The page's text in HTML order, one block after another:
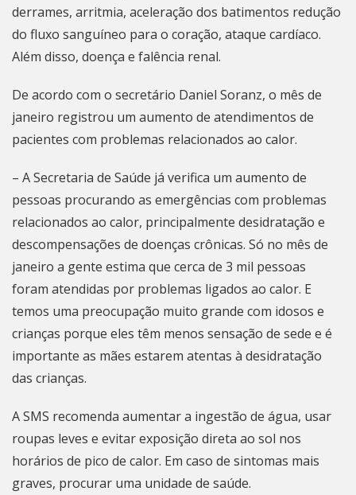
derrames, arritmia, aceleração dos batimentos redução
do fluxo sanguíneo para o coração, ataque cardíaco.
Além disso, doença e falência renal.
De acordo com o secretário Daniel Soranz, o mês de
janeiro registrou um aumento de atendimentos de
pacientes com problemas relacionados ao calor.
– A Secretaria de Saúde já verifica um aumento de
pessoas procurando as emergências com problemas
relacionados ao calor, principalmente desidratação e
descompensações de doenças crônicas. Só no mês de
janeiro a gente estima que cerca de 3 mil pessoas
foram atendidas por problemas ligados ao calor. E
temos uma preocupação muito grande com idosos e
crianças porque eles têm menos sensação de sede e é
importante as mães estarem atentas à desidratação
das crianças.
A SMS recomenda aumentar a ingestão de água, usar
roupas leves e evitar exposição direta ao sol nos
horários de pico de calor. Em caso de sintomas mais
graves, procurar uma unidade de saúde.